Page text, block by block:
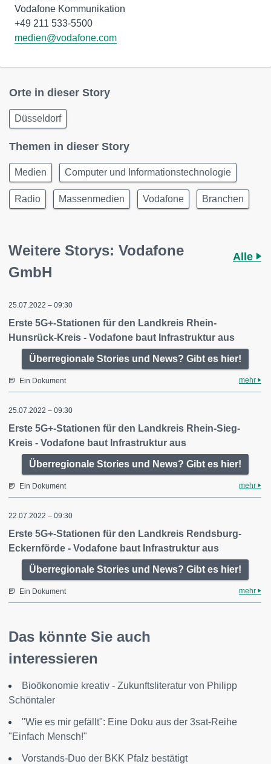
Vodafone Kommunikation
medien@vodafone.com
Orte in dieser Story
Düsseldorf
Themen in dieser Story
Medien Computer und Informationstechnologie
Radio Massenmedien Vodafone Branchen
Weitere Storys: Vodafone
GmbH
Alle
25.07.2022 – 09:30
Erste 5G+-Stationen für den Landkreis Rhein-
Hunsrück-Kreis - Vodafone baut Infrastruktur aus
Überregionale Stories und News? Gibt es hier!
Ein Dokument mehr
25.07.2022 – 09:30
Erste 5G+-Stationen für den Landkreis Rhein-Sieg-
Kreis - Vodafone baut Infrastruktur aus
Überregionale Stories und News? Gibt es hier!
Ein Dokument mehr
22.07.2022 – 09:30
Erste 5G+-Stationen für den Landkreis Rendsburg-
Eckernförde - Vodafone baut Infrastruktur aus
Überregionale Stories und News? Gibt es hier!
Ein Dokument mehr
Das könnte Sie auch
interessieren
Bioökonomie kreativ - Zukunftsliteratur von Philipp
Schöntaler
"Wie es mir gefällt": Eine Doku aus der 3sat-Reihe
"Einfach Mensch!"
Vorstands-Duo der BKK Pfalz bestätigt